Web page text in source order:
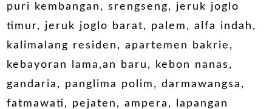
puri kembangan, srengseng, jeruk joglo
timur, jeruk joglo barat, palem, alfa indah,
kalimalang residen, apartemen bakrie,
kebayoran lama,an baru, kebon nanas,
gandaria, panglima polim, darmawangsa,
fatmawati, pejaten, ampera, lapangan